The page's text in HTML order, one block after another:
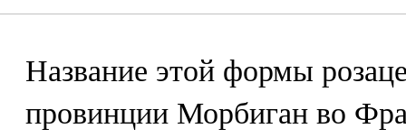
Название этой формы
провинции Морбиган во